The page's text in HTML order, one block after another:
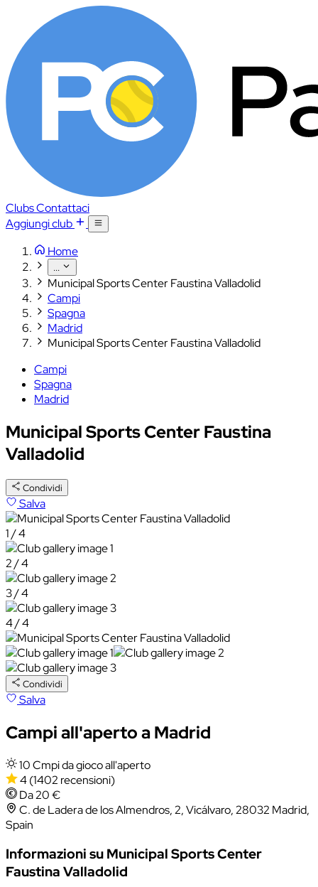
ClubsContattaci
Aggiungi club
Home
...
Municipal Sports Center Faustina Valladolid
Campi
Spagna
Madrid
Municipal Sports Center Faustina Valladolid
Campi
Spagna
Madrid
Municipal Sports Center Faustina
Valladolid
Condividi
Salva
1 / 4
2 / 4
3 / 4
4 / 4
Condividi
Salva
Campi all'aperto a Madrid
10 Cmpi da gioco all'aperto
4(1402 recensioni)
Da 20 €
C. de Ladera de los Almendros, 2, Vicálvaro, 28032 Madrid,
Spain
Informazioni su Municipal Sports Center
Faustina Valladolid